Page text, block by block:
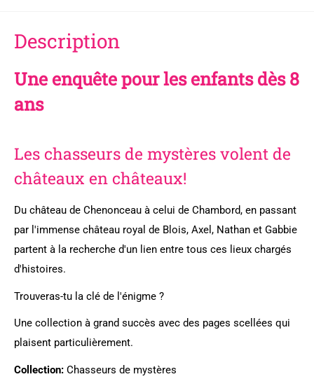
Description
Une enquête pour les enfants dès 8
ans
Les chasseurs de mystères volent de
châteaux en châteaux!
Du château de Chenonceau à celui de Chambord, en passant
par l'immense château royal de Blois, Axel, Nathan et Gabbie
partent à la recherche d'un lien entre tous ces lieux chargés
d'histoires.
Trouveras-tu la clé de l'énigme ?
Une collection à grand succès avec des pages scellées qui
plaisent particulièrement.
Collection: Chasseurs de mystères